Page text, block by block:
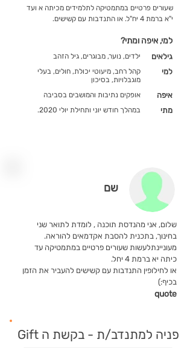
שעורים פרטיים במתמטיקה לתלמידים מכיתה א ועד
י"א ברמת 4 יח"ל. או התנדבות עם קשישים.
למי, איפה ומתי?
ילדים, נוער, מבוגרים, גיל הזהב גילאים
קהל רחב, מיעוטי יכולת, חולים, בעלי
מוגבלויות, בסיכון
למי
אופקים נתיבות והמושבים בסביבה איפה
במהלך חודש יוני ותחילת יולי 2020. מתי
שם
שלום, אני מהנדסת תוכנה , לומדת לתואר שני
בחינוך, בתכנית להסבת אקדמאים להוראה.
מעוניינתלעשות שעורים פרטיים במתמטיקה עד
כיתה יא ברמת 4 יחל.
או לחילופין התנדבות עם קשישים להעביר את הזמן
בכיף:)
quote
פניה למתנדב/ת - בקשת ה Gift